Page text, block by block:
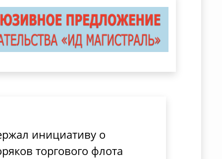
инициативу о
торгового флота